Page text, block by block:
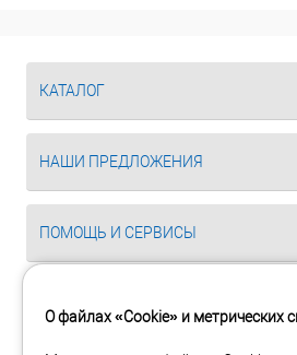
КАТАЛОГ
НАШИ ПРЕДЛОЖЕНИЯ
ПОМОЩЬ И СЕРВИСЫ
О файлах «Cookie» и метрических